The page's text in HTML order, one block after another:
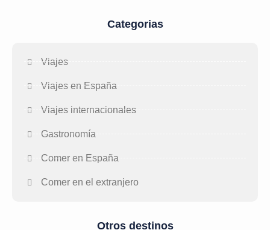
Categorias
Viajes
Viajes en España
Viajes internacionales
Gastronomía
Comer en España
Comer en el extranjero
Otros destinos